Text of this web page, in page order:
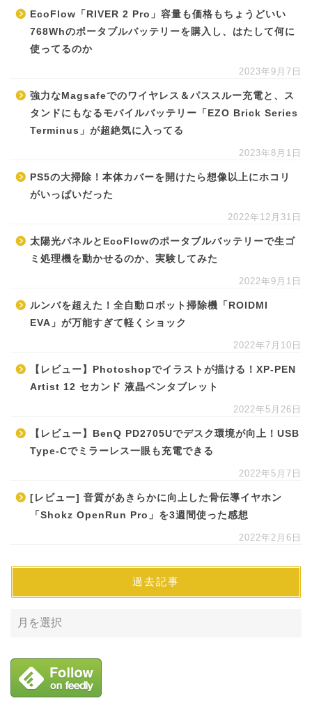
EcoFlow「RIVER 2 Pro」容量も価格もちょうどいい
768Whのポータブルバッテリーを購入し、はたして何に
使ってるのか
2023年9月7日
強力なMagsafeでのワイヤレス＆パススルー充電と、ス
タンドにもなるモバイルバッテリー「EZO Brick Series
Terminus」が超絶気に入ってる
2023年8月1日
PS5の大掃除！本体カバーを開けたら想像以上にホコリ
がいっぱいだった
2022年12月31日
太陽光パネルとEcoFlowのポータブルバッテリーで生ゴ
ミ処理機を動かせるのか、実験してみた
2022年9月1日
ルンバを超えた！全自動ロボット掃除機「ROIDMI
EVA」が万能すぎて軽くショック
2022年7月10日
【レビュー】Photoshopでイラストが描ける！XP-PEN
Artist 12 セカンド 液晶ペンタブレット
2022年5月26日
【レビュー】BenQ PD2705Uでデスク環境が向上！USB
Type-Cでミラーレス一眼も充電できる
2022年5月7日
[レビュー] 音質があきらかに向上した骨伝導イヤホン
「Shokz OpenRun Pro」を3週間使った感想
2022年2月6日
過去記事